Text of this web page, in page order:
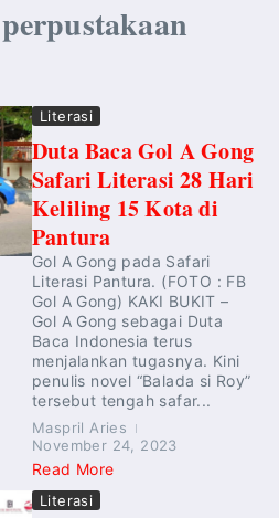
Literasi
Duta Baca Gol A Gong
Safari Literasi 28 Hari
Keliling 15 Kota di
Pantura
Gol A Gong pada Safari
Literasi Pantura. (FOTO : FB
Gol A Gong) KAKI BUKIT –
Gol A Gong sebagai Duta
Baca Indonesia terus
menjalankan tugasnya. Kini
penulis novel “Balada si Roy”
tersebut tengah safar...
Maspril Aries
November 24, 2023
Read More
Literasi